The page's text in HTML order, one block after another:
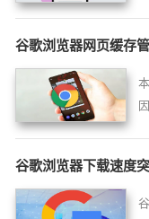
谷歌浏览器网页缓存
谷歌浏览器下载速度